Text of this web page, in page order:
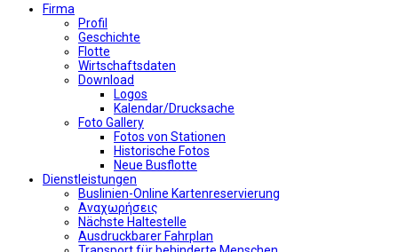
Firma
Profil
Geschichte
Flotte
Wirtschaftsdaten
Download
Logos
Kalendar/Drucksache
Foto Gallery
Fotos von Stationen
Historische Fotos
Neue Busflotte
Dienstleistungen
Buslinien-Online Kartenreservierung
Αναχωρήσεις
Nächste Haltestelle
Αusdruckbarer Fahrplan